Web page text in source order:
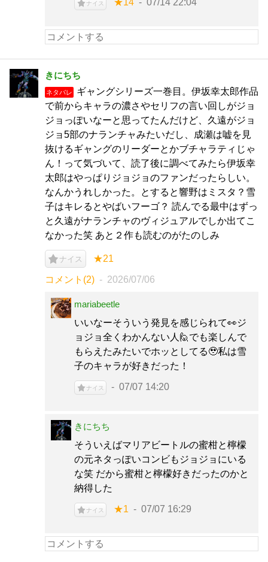
ナイス ★14 07/14 22:04
きにちち
ネタバレ
ギャングシリーズ一巻目。伊坂幸太郎作品
で前からキャラの濃さやセリフの言い回しがジョ
ジョっぽいなーと思ってたんだけど、久遠がジョ
ジョ5部のナランチャみたいだし、成瀬は嘘を見
抜けるギャングのリーダーとかブチャラティじゃ
ん！って気づいて、読了後に調べてみたら伊坂幸
太郎はやっぱりジョジョのファンだったらしい。
なんかうれしかった。とすると響野はミスタ？雪
子はキレるとやばいフーゴ？ 読んでる最中はずっ
と久遠がナランチャのヴィジュアルでしか出てこ
なかった笑 あと２作も読むのがたのしみ
ナイス ★21
コメント(2) 2026/07/06
mariabeetle
いいなーそういう発見を感じられて👀ジ
ョジョ全くわかんない人🙋でも楽しんで
もらえたみたいでホッとしてる🥹私は雪
子のキャラが好きだった！
ナイス 07/07 14:20
きにちち
そういえばマリアビートルの蜜柑と檸檬
の元ネタっぽいコンビもジョジョにいる
な笑 だから蜜柑と檸檬好きだったのかと
納得した
ナイス ★1 07/07 16:29